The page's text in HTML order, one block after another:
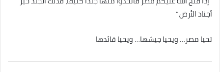
أجناد الأرض.”
تحيا مصر… ويحيا جيشها… ويحيا قائدها